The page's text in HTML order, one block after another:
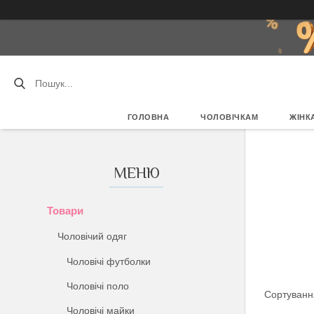
ГОЛОВНА ЧОЛОВІЧКАМ
Товари
Чоловічий одяг
Чоловічі футболки
Чоловічі поло
Чоловічі майки